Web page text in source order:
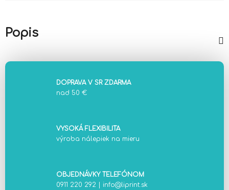
Popis
DOPRAVA V SR ZDARMA
nad 50 €
VYSOKÁ FLEXIBILITA
výroba nálepiek na mieru
OBJEDNÁVKY TELEFÓNOM
0911 220 292
info@liprint.sk